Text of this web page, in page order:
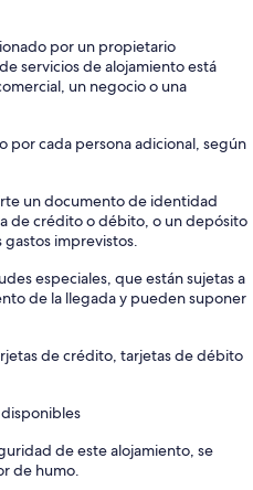
por un propietario
servicios de alojamiento está
un negocio o una
por cada persona adicional, según
un documento de identidad
de crédito o débito, o un depósito
imprevistos.
especiales, que están sujetas a
de la llegada y pueden suponer
de crédito, tarjetas de débito
de este alojamiento, se
de humo.